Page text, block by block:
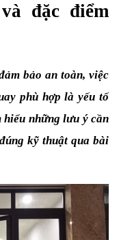
đặc điểm
bảo an toàn, việc
phù hợp là yếu tố
những lưu ý cần
kỹ thuật qua bài